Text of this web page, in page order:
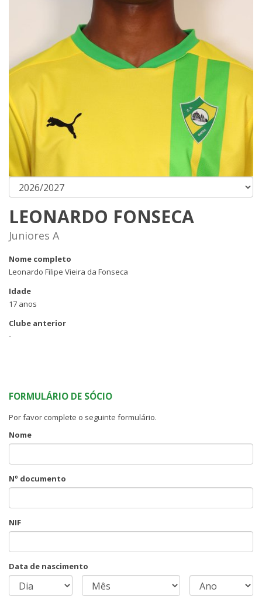
LEONARDO FONSECA
Juniores A
Nome completo
Leonardo Filipe Vieira da Fonseca
Idade
17 anos
Clube anterior
-
FORMULÁRIO DE SÓCIO
Por favor complete o seguinte formulário.
Nome
Nº documento
NIF
Data de nascimento